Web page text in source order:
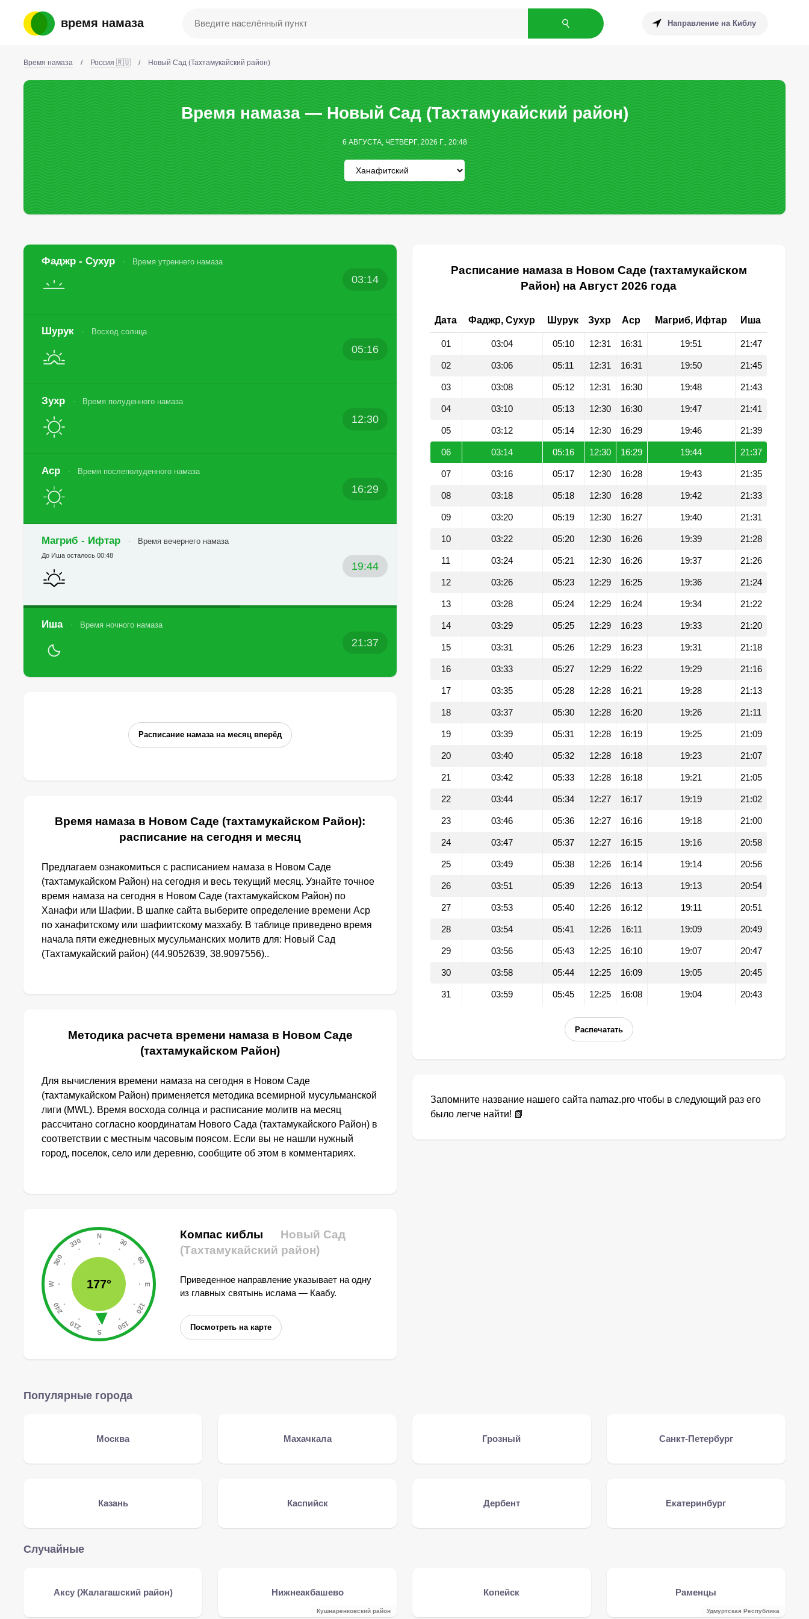
время намаза Направление на Киблу
Время намаза / Россия 🇷🇺 / Новый Сад (Тахтамукайский район)
Время намаза — Новый Сад (Тахтамукайский район)
6 АВГУСТА, ЧЕТВЕРГ, 2026 Г., 20:48
Фаджр - Сухур Время утреннего намаза
03:14
Шурук Восход солнца
05:16
Зухр Время полуденного намаза
12:30
Аср Время послеполуденного намаза
16:29
Магриб - Ифтар Время вечернего намаза
19:44
До Иша осталось 00:48
Иша Время ночного намаза
21:37
Расписание намаза на месяц вперёд
Время намаза в Новом Саде (тахтамукайском Район):
расписание на сегодня и месяц
Предлагаем ознакомиться с расписанием намаза в Новом Саде
(тахтамукайском Район) на сегодня и весь текущий месяц. Узнайте точное
время намаза на сегодня в Новом Саде (тахтамукайском Район) по
Ханафи или Шафии. В шапке сайта выберите определение времени Аср
по ханафитскому или шафиитскому мазхабу. В таблице приведено время
начала пяти ежедневных мусульманских молитв для: Новый Сад
(Тахтамукайский район) (44.9052639, 38.9097556)..
Методика расчета времени намаза в Новом Саде
(тахтамукайском Район)
Для вычисления времени намаза на сегодня в Новом Саде
(тахтамукайском Район) применяется методика всемирной мусульманской
лиги (MWL). Время восхода солнца и расписание молитв на месяц
рассчитано согласно координатам Нового Сада (тахтамукайского Район) в
соответствии с местным часовым поясом. Если вы не нашли нужный
город, поселок, село или деревню, сообщите об этом в комментариях.
177°
Компас киблы
Новый Сад
(Тахтамукайский район)
Приведенное направление указывает на одну
из главных святынь ислама — Каабу.
Посмотреть на карте
Расписание намаза в Новом Саде (тахтамукайском
Район) на Август 2026 года
Дата Фаджр, Сухур Шурук Зухр Аср Магриб, Ифтар Иша
01 03:04 05:10 12:31 16:31 19:51 21:47
02 03:06 05:11 12:31 16:31 19:50 21:45
03 03:08 05:12 12:31 16:30 19:48 21:43
04 03:10 05:13 12:30 16:30 19:47 21:41
05 03:12 05:14 12:30 16:29 19:46 21:39
06 03:14 05:16 12:30 16:29 19:44 21:37
07 03:16 05:17 12:30 16:28 19:43 21:35
08 03:18 05:18 12:30 16:28 19:42 21:33
09 03:20 05:19 12:30 16:27 19:40 21:31
10 03:22 05:20 12:30 16:26 19:39 21:28
11 03:24 05:21 12:30 16:26 19:37 21:26
12 03:26 05:23 12:29 16:25 19:36 21:24
13 03:28 05:24 12:29 16:24 19:34 21:22
14 03:29 05:25 12:29 16:23 19:33 21:20
15 03:31 05:26 12:29 16:23 19:31 21:18
16 03:33 05:27 12:29 16:22 19:29 21:16
17 03:35 05:28 12:28 16:21 19:28 21:13
18 03:37 05:30 12:28 16:20 19:26 21:11
19 03:39 05:31 12:28 16:19 19:25 21:09
20 03:40 05:32 12:28 16:18 19:23 21:07
21 03:42 05:33 12:28 16:18 19:21 21:05
22 03:44 05:34 12:27 16:17 19:19 21:02
23 03:46 05:36 12:27 16:16 19:18 21:00
24 03:47 05:37 12:27 16:15 19:16 20:58
25 03:49 05:38 12:26 16:14 19:14 20:56
26 03:51 05:39 12:26 16:13 19:13 20:54
27 03:53 05:40 12:26 16:12 19:11 20:51
28 03:54 05:41 12:26 16:11 19:09 20:49
29 03:56 05:43 12:25 16:10 19:07 20:47
30 03:58 05:44 12:25 16:09 19:05 20:45
31 03:59 05:45 12:25 16:08 19:04 20:43
Распечатать
Запомните название нашего сайта namaz.pro чтобы в следующий раз его
было легче найти! 📗
Популярные города
Москва Махачкала Грозный Санкт-Петербург
Казань Каспийск Дербент Екатеринбург
Случайные
Аксу (Жалагашский район) Нижнеакбашево
Кушнаренковский район
Копейск Раменцы
Удмуртская Республика